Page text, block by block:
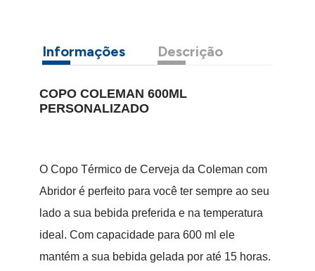
Informações Descrição
COPO COLEMAN 600ML
PERSONALIZADO
O Copo Térmico de Cerveja da Coleman com
Abridor é perfeito para você ter sempre ao seu
lado a sua bebida preferida e na temperatura
ideal. Com capacidade para 600 ml ele
mantém a sua bebida gelada por até 15 horas.